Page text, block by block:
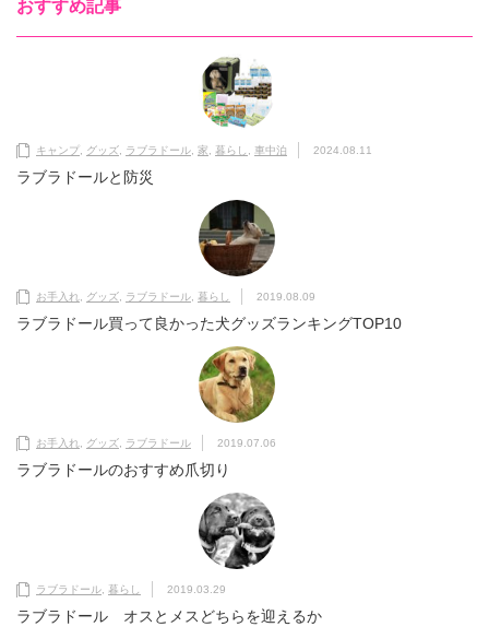
おすすめ記事
キャンプ グッズ ラブラドール 家 暮らし 車中泊 2024.08.11
ラブラドールと防災
お手入れ グッズ ラブラドール 暮らし 2019.08.09
ラブラドール買って良かった犬グッズランキングTOP10
お手入れ グッズ ラブラドール 2019.07.06
ラブラドールのおすすめ爪切り
ラブラドール 暮らし 2019.03.29
ラブラドール オスとメスどちらを迎えるか